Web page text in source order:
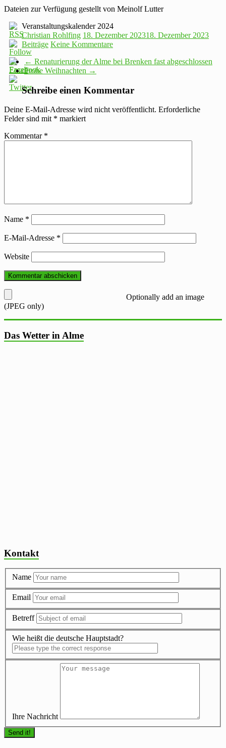
Dateien zur Verfügung gestellt von Meinolf Lutter
Veranstaltungskalender 2024
Christian Rohlfing 18. Dezember 202318. Dezember 2023
Beiträge Keine Kommentare
← Renaturierung der Alme bei Brenken fast abgeschlossen
Frohe Weihnachten →
Schreibe einen Kommentar
Deine E-Mail-Adresse wird nicht veröffentlicht. Erforderliche
Felder sind mit * markiert
Kommentar *
Name *
E-Mail-Adresse *
Website
Optionally add an image
(JPEG only)
Das Wetter in Alme
Kontakt
Name
Email
Betreff
Wie heißt die deutsche Hauptstadt?
Ihre Nachricht